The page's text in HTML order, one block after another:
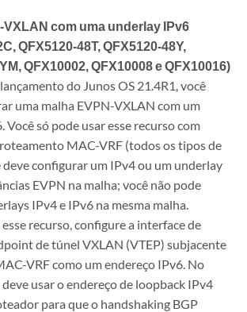
VXLAN com uma underlay IPv6
QFX5120-48T, QFX5120-48Y,
QFX10002, QFX10008 e QFX10016)
do Junos OS 21.4R1, você
uma malha EVPN-VXLAN com um
Você só pode usar esse recurso com
MAC-VRF (todos os tipos de
deve configurar um IPv4 ou um underlay
EVPN na malha; você não pode
IPv4 e IPv6 na mesma malha.
recurso, configure a interface de
de túnel VXLAN (VTEP) subjacente
VRF como um endereço IPv6. No
usar o endereço de loopback IPv4
para que o handshaking BGP